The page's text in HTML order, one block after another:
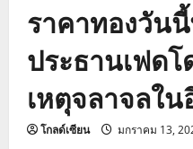
ราคาทองวัน
ประธานเฟด
เหตุจลาจลใ
โกลด์เซียน มกราคม 13,